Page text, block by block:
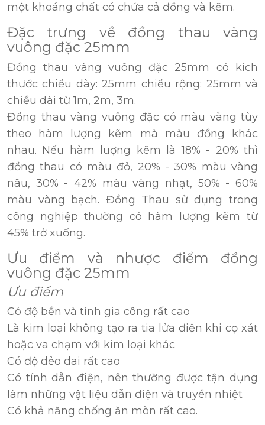
một khoáng chất có chứa cả đồng và kẽm.
Đặc trưng về đồng thau vàng
vuông đặc 25mm
Đồng thau vàng vuông đặc 25mm có kích
thước chiều dày: 25mm chiều rộng: 25mm và
chiều dài từ 1m, 2m, 3m.
Đồng thau vàng vuông đặc có màu vàng tùy
theo hàm lượng kẽm mà màu đồng khác
nhau. Nếu hàm luợng kẽm là 18% - 20% thì
đồng thau có màu đỏ, 20% - 30% màu vàng
nâu, 30% - 42% màu vàng nhạt, 50% - 60%
màu vàng bạch. Đồng Thau sử dụng trong
công nghiệp thường có hàm lượng kẽm từ
45% trở xuống.
Ưu điểm và nhược điểm đồng
vuông đặc 25mm
Ưu điểm
Có độ bền và tính gia công rất cao
Là kim loại không tạo ra tia lửa điện khi cọ xát
hoặc va chạm với kim loại khác
Có độ dẻo dai rất cao
Có tính dẫn điện, nên thường được tận dụng
làm những vật liệu dẫn điện và truyền nhiệt
Có khả năng chống ăn mòn rất cao.